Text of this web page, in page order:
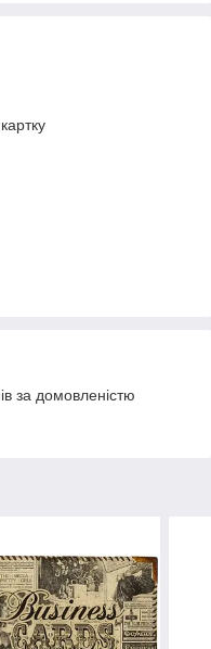
за домовленістю